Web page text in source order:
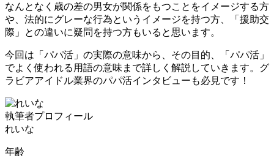
なんとなく歳の差の男女が関係をもつことをイメージする方
や、法的にグレーな行為というイメージを持つ方、「援助交
際」との違いに疑問を持つ方もいると思います。
今回は「パパ活」の実際の意味から、その目的、「パパ活」
でよく使われる用語の意味まで詳しく解説していきます。グ
ラビアアイドル業界のパパ活インタビューも必見です！
執筆者プロフィール
れいな
年齢